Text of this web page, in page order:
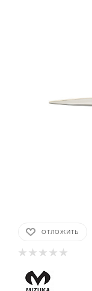
ОТЛОЖИТЬ